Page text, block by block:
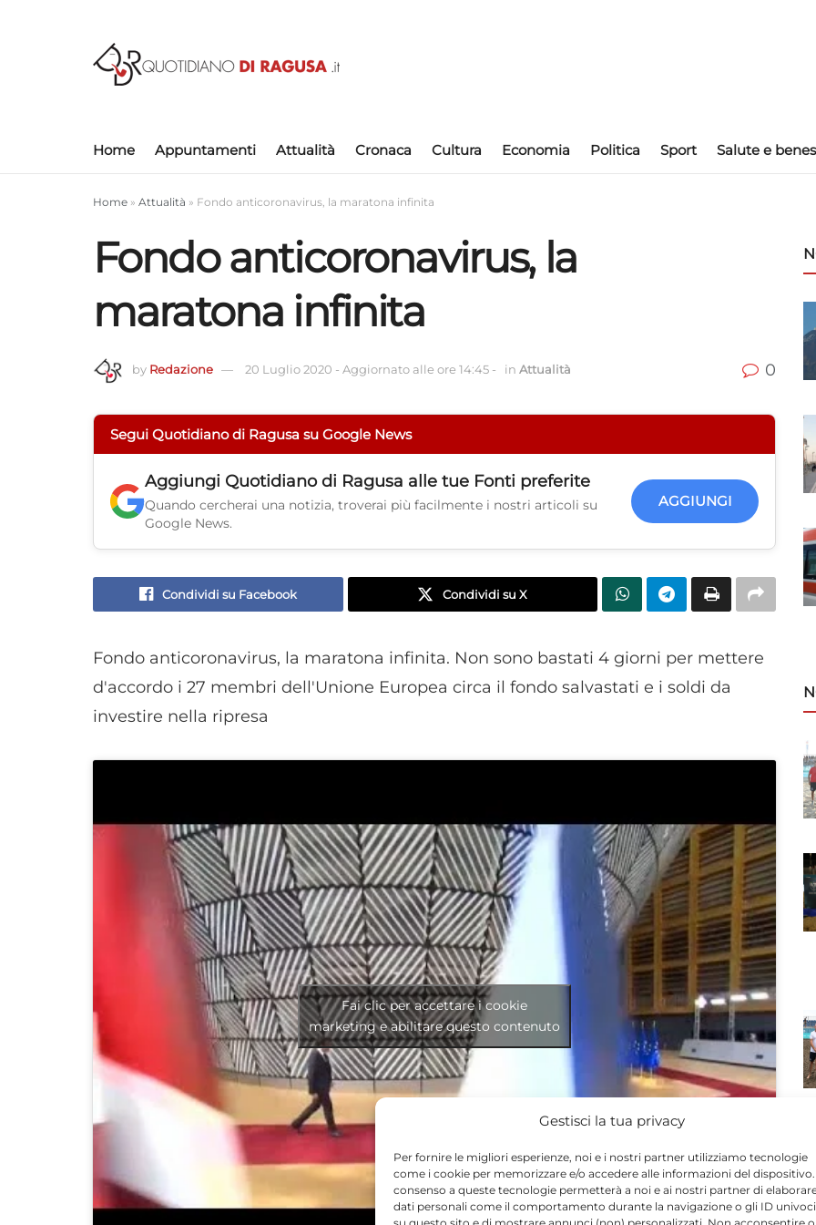
Gestisci la tua privacy
Per fornire le migliori esperienze, noi e i nostri partner utilizziamo tecnologie
come i cookie per memorizzare e/o accedere alle informazioni del
consenso a queste tecnologie permetterà a noi e ai nostri partner di
dati personali come il comportamento durante la navigazione o gli ID univoci
su questo sito e di mostrare annunci (non) personalizzati. Non acconsentire o
Home Appuntamenti Attualità Cronaca Cultura Economia Politica Sport Salute e
Home » Attualità » Fondo anticoronavirus, la maratona infinita
Fondo anticoronavirus, la
maratona infinita
by Redazione 20 Luglio 2020 - Aggiornato alle ore 14:45 - in Attualità 0
Segui Quotidiano di Ragusa su Google News
Aggiungi Quotidiano di Ragusa alle tue Fonti preferite
Quando cercherai una notizia, troverai più facilmente i nostri articoli su
Google News.
AGGIUNGI
Condividi su Facebook Condividi su X
Fondo anticoronavirus, la maratona infinita. Non sono bastati 4 giorni per mettere
d'accordo i 27 membri dell'Unione Europea circa il fondo salvastati e i soldi da
investire nella ripresa
Fai clic per accettare i cookie
marketing e abilitare questo contenuto